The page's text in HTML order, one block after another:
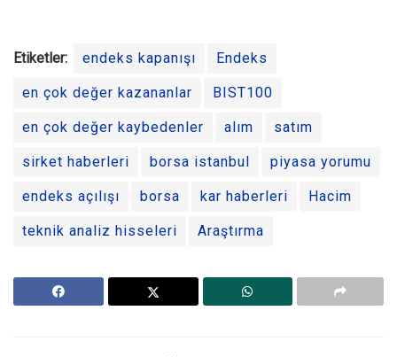
Etiketler: endeks kapanışı Endeks
en çok değer kazananlar BIST100
en çok değer kaybedenler alım satım
sirket haberleri borsa istanbul piyasa yorumu
endeks açılışı borsa kar haberleri Hacim
teknik analiz hisseleri Araştırma